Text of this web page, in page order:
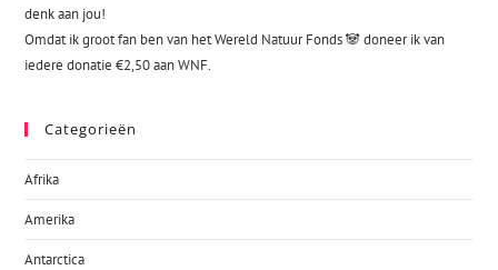
denk aan jou!
Omdat ik groot fan ben van het Wereld Natuur Fonds 🐼 doneer ik van
iedere donatie €2,50 aan WNF.
Categorieën
Afrika
Amerika
Antarctica